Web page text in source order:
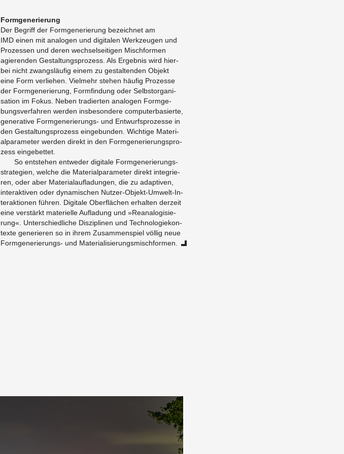
Form­ge­ne­rie­rung
Der Be­griff der Form­ge­ne­rie­rung be­zeich­net am
IMD einen mit ana­lo­gen und di­gi­ta­len Werk­zeu­gen und
Pro­zes­sen und deren wech­sel­sei­ti­gen Misch­for­men
agie­ren­den Ge­stal­tungs­pro­zess. Als Er­geb­nis wird hier­
bei nicht zwangs­läu­fig einem zu ge­stal­ten­den Ob­jekt
eine Form ver­lie­hen. Viel­mehr ste­hen häu­fig Pro­zes­se
der Form­ge­ne­rie­rung, Form­fin­dung oder Selbst­or­ga­ni­
sa­ti­on im Fokus. Neben tra­dier­ten ana­lo­gen Form­ge­
bungs­ver­fah­ren wer­den ins­be­son­de­re com­pu­ter­ba­sier­te,
ge­ne­ra­ti­ve Form­ge­ne­rie­rungs- und Ent­wurfs­pro­zes­se in
den Ge­stal­tungs­pro­zess ein­ge­bun­den. Wich­ti­ge Ma­te­ri­
al­pa­ra­me­ter wer­den di­rekt in den Form­ge­ne­rie­rungs­pro­
zess ein­ge­bet­tet.
So ent­ste­hen ent­we­der di­gi­ta­le Form­ge­ne­rie­rungs­
stra­te­gi­en, wel­che die Ma­te­ri­al­pa­ra­me­ter di­rekt in­te­grie­
ren, oder aber Ma­te­ri­al­auf­la­dun­gen, die zu ad­ap­ti­ven,
in­ter­ak­ti­ven oder dy­na­mi­schen Nut­zer-Ob­jekt-Um­welt-In­
ter­ak­tio­nen füh­ren. Di­gi­ta­le Ober­flä­chen er­hal­ten der­zeit
eine ver­stärkt ma­te­ri­el­le Auf­la­dung und »Re­ana­lo­gi­sie­
rung«. Un­ter­schied­li­che Dis­zi­pli­nen und Tech­no­lo­gie­kon­
tex­te ge­ne­rie­ren so in ihrem Zu­sam­men­spiel völ­lig neue
Form­ge­ne­rie­rungs- und Ma­te­ria­li­sie­rungs­misch­for­men.